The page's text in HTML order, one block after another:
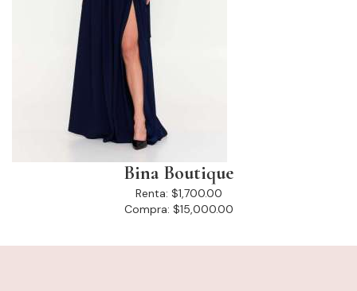
Bina Boutique
Renta: $1,700.00
Compra: $15,000.00